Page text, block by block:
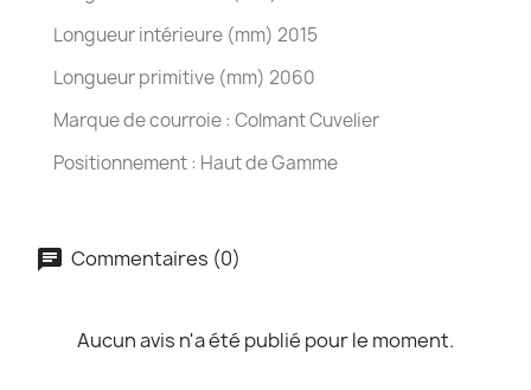
Longueur intérieure (mm) 2015
Longueur primitive (mm) 2060
Marque de courroie : Colmant Cuvelier
Positionnement : Haut de Gamme
Commentaires (0)
Aucun avis n'a été publié pour le moment.